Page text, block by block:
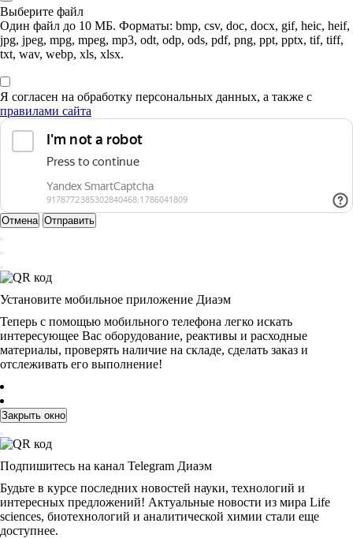
Выберите файл
Один файл до 10 МБ. Форматы: bmp, csv, doc, docx, gif, heic, heif,
jpg, jpeg, mpg, mpeg, mp3, odt, odp, ods, pdf, png, ppt, pptx, tif, tiff,
txt, wav, webp, xls, xlsx.
Я согласен на обработку персональных данных, а также с
правилами сайта
Отмена Отправить
Установите мобильное приложение Диаэм
Теперь с помощью мобильного телефона легко искать
интересующее Вас оборудование, реактивы и расходные
материалы, проверять наличие на складе, сделать заказ и
отслеживать его выполнение!
Закрыть окно
Подпишитесь на канал Telegram Диаэм
Будьте в курсе последних новостей науки, технологий и
интересных предложений! Актуальные новости из мира Life
sciences, биотехнологий и аналитической химии стали еще
доступнее.